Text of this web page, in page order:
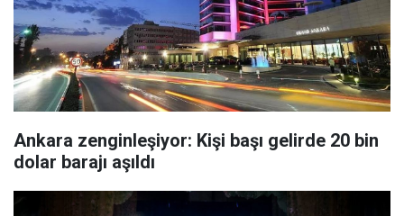
Ankara zenginleşiyor: Kişi başı gelirde 20 bin
dolar barajı aşıldı